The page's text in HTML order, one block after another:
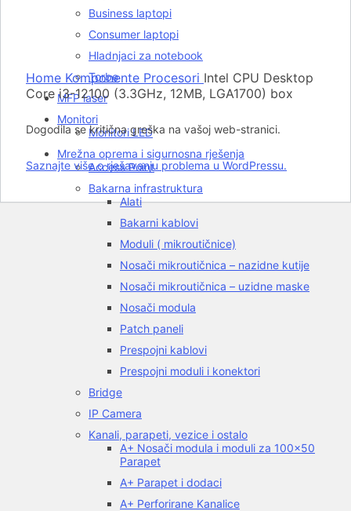
Business laptopi
Consumer laptopi
Hladnjaci za notebook
Torbe
MFP laser
Monitori
Monitori LED
Mrežna oprema i sigurnosna rješenja
Access Point
Bakarna infrastruktura
Alati
Bakarni kablovi
Moduli ( mikroutičnice)
Nosači mikroutičnica – nazidne kutije
Nosači mikroutičnica – uzidne maske
Nosači modula
Patch paneli
Prespojni kablovi
Prespojni moduli i konektori
Bridge
IP Camera
Kanali, parapeti, vezice i ostalo
A+ Nosači modula i moduli za 100×50
Parapet
A+ Parapet i dodaci
A+ Perforirane Kanalice
Rasprodato
Click to enlarge
Home Komponente Procesori Intel CPU Desktop
Core i3-12100 (3.3GHz, 12MB, LGA1700) box
Dogodila se kritična greška na vašoj web-stranici.
Saznajte više o rješavanju problema u WordPressu.